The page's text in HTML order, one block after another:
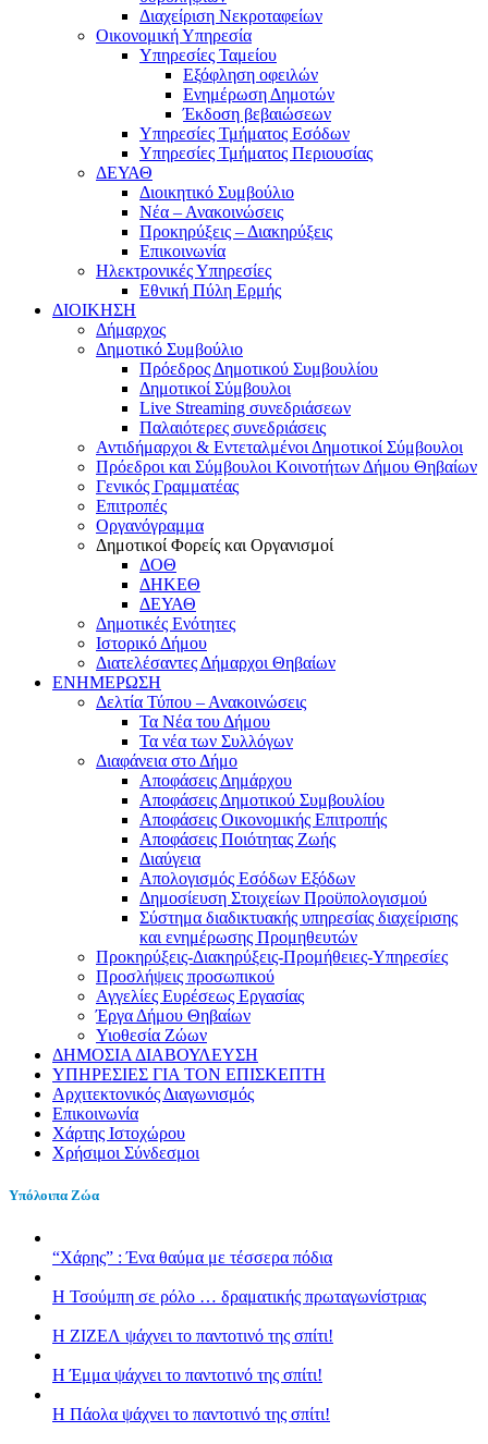
Διαχείριση Νεκροταφείων
Οικονομική Υπηρεσία
Υπηρεσίες Ταμείου
Εξόφληση οφειλών
Ενημέρωση Δημοτών
Έκδοση βεβαιώσεων
Υπηρεσίες Τμήματος Εσόδων
Υπηρεσίες Τμήματος Περιουσίας
ΔΕΥΑΘ
Διοικητικό Συμβούλιο
Νέα – Ανακοινώσεις
Προκηρύξεις – Διακηρύξεις
Επικοινωνία
Ηλεκτρονικές Υπηρεσίες
Εθνική Πύλη Ερμής
ΔΙΟΙΚΗΣΗ
Δήμαρχος
Δημοτικό Συμβούλιο
Πρόεδρος Δημοτικού Συμβουλίου
Δημοτικοί Σύμβουλοι
Live Streaming συνεδριάσεων
Παλαιότερες συνεδριάσεις
Αντιδήμαρχοι & Εντεταλμένοι Δημοτικοί Σύμβουλοι
Πρόεδροι και Σύμβουλοι Κοινοτήτων Δήμου Θηβαίων
Γενικός Γραμματέας
Επιτροπές
Οργανόγραμμα
Δημοτικοί Φορείς και Οργανισμοί
ΔΟΘ
ΔΗΚΕΘ
ΔΕΥΑΘ
Δημοτικές Ενότητες
Ιστορικό Δήμου
Διατελέσαντες Δήμαρχοι Θηβαίων
ΕΝΗΜΕΡΩΣΗ
Δελτία Τύπου – Ανακοινώσεις
Τα Νέα του Δήμου
Τα νέα των Συλλόγων
Διαφάνεια στο Δήμο
Αποφάσεις Δημάρχου
Αποφάσεις Δημοτικού Συμβουλίου
Αποφάσεις Οικονομικής Επιτροπής
Αποφάσεις Ποιότητας Ζωής
Διαύγεια
Απολογισμός Εσόδων Εξόδων
Δημοσίευση Στοιχείων Προϋπολογισμού
Σύστημα διαδικτυακής υπηρεσίας διαχείρισης
και ενημέρωσης Προμηθευτών
Προκηρύξεις-Διακηρύξεις-Προμήθειες-Υπηρεσίες
Προσλήψεις προσωπικού
Αγγελίες Ευρέσεως Εργασίας
Έργα Δήμου Θηβαίων
Υιοθεσία Ζώων
ΔΗΜΟΣΙΑ ΔΙΑΒΟΥΛΕΥΣΗ
ΥΠΗΡΕΣΙΕΣ ΓΙΑ ΤΟΝ ΕΠΙΣΚΕΠΤΗ
Αρχιτεκτονικός Διαγωνισμός
Επικοινωνία
Χάρτης Ιστοχώρου
Χρήσιμοι Σύνδεσμοι
Υπόλοιπα Ζώα
“Χάρης” : Ένα θαύμα με τέσσερα πόδια
H Τσούμπη σε ρόλο … δραματικής πρωταγωνίστριας
Η ΖΙΖΕΛ ψάχνει το παντοτινό της σπίτι!
H Έμμα ψάχνει το παντοτινό της σπίτι!
Η Πάολα ψάχνει το παντοτινό της σπίτι!